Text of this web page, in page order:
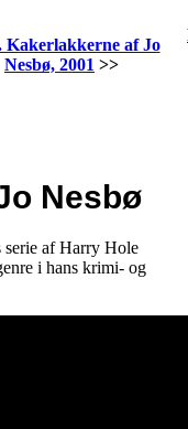
Kakerlakkerne af Jo
Nesbø, 2001 >>
Nesbø
serie af Harry Hole
i hans krimi- og